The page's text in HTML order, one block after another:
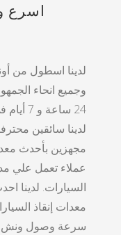
اسرع
لدينا اسطول من
وجميع انحاء
24 ساعة و 7 أيام في الاسبوع 365 يوم في السنة.
لدينا سائقين
مجهزين بأحدث
عملاء تعمل علي
السيارات. لدينا
معدات إنقاذ
سرعة وصول ونش